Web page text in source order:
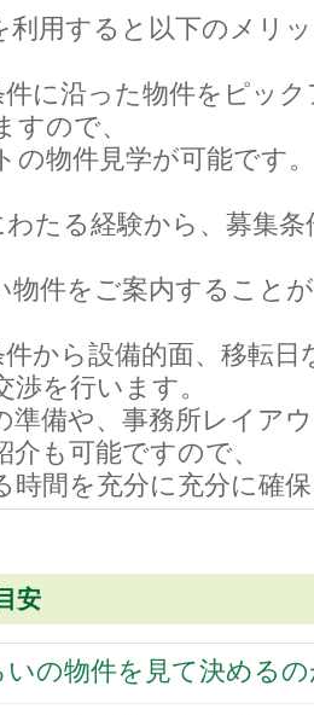
利用すると以下のメリ
件に沿った物件をピッ
すので、
の物件見学が可能です。
わたる経験から、募集
物件をご案内すること
件から設備的面、移転
渉を行います。
準備や、事務所レイア
介も可能ですので、
時間を充分に充分に確
安
いの物件を見て決める